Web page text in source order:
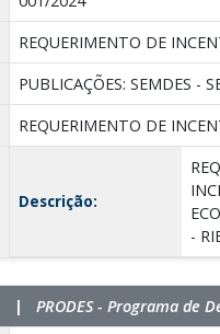
REQUERIMENTO DE
PUBLICAÇÕES: SEMDES -
REQUERIMENTO DE
Descrição:
-
| PRODES - Programa de